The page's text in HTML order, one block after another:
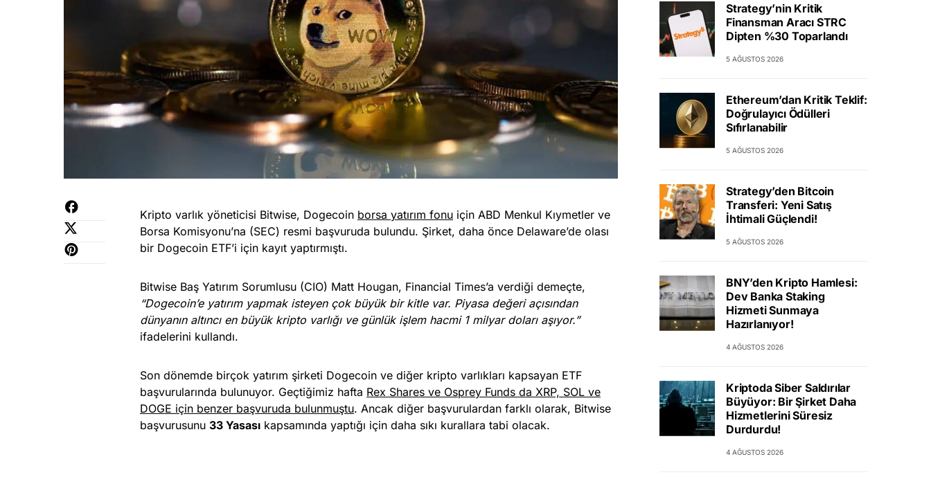
Kripto varlık yöneticisi Bitwise, Dogecoin borsa yatırım fonu için ABD Menkul Kıymetler ve
Borsa Komisyonu’na (SEC) resmi başvuruda bulundu. Şirket, daha önce Delaware’de olası
bir Dogecoin ETF’i için kayıt yaptırmıştı.
Bitwise Baş Yatırım Sorumlusu (CIO) Matt Hougan, Financial Times’a verdiği demeçte,
“Dogecoin’e yatırım yapmak isteyen çok büyük bir kitle var. Piyasa değeri açısından
dünyanın altıncı en büyük kripto varlığı ve günlük işlem hacmi 1 milyar doları aşıyor.”
ifadelerini kullandı.
Son dönemde birçok yatırım şirketi Dogecoin ve diğer kripto varlıkları kapsayan ETF
başvurularında bulunuyor. Geçtiğimiz hafta Rex Shares ve Osprey Funds da XRP, SOL ve
DOGE için benzer başvuruda bulunmuştu. Ancak diğer başvurulardan farklı olarak, Bitwise
başvurusunu 33 Yasası kapsamında yaptığı için daha sıkı kurallara tabi olacak.
Strategy’nin Kritik
Finansman Aracı STRC
Dipten %30 Toparlandı
5 AĞUSTOS 2026
Ethereum’dan Kritik Teklif:
Doğrulayıcı Ödülleri
Sıfırlanabilir
5 AĞUSTOS 2026
Strategy’den Bitcoin
Transferi: Yeni Satış
İhtimali Güçlendi!
5 AĞUSTOS 2026
BNY’den Kripto Hamlesi:
Dev Banka Staking
Hizmeti Sunmaya
Hazırlanıyor!
4 AĞUSTOS 2026
Kriptoda Siber Saldırılar
Büyüyor: Bir Şirket Daha
Hizmetlerini Süresiz
Durdurdu!
4 AĞUSTOS 2026